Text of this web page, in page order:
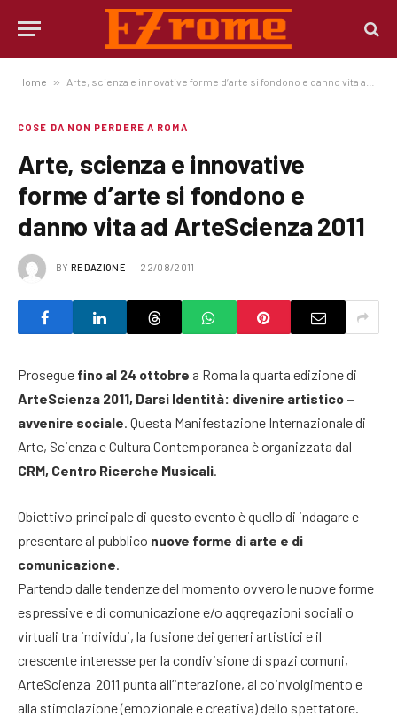
Home » Arte, scienza e innovative forme d’arte si fondono e danno vita ad ArteScienza 2011
COSE DA NON PERDERE A ROMA
Arte, scienza e innovative
forme d’arte si fondono e
danno vita ad ArteScienza 2011
BY REDAZIONE 22/08/2011
Prosegue fino al 24 ottobre a Roma la quarta edizione di
ArteScienza 2011, Darsi Identità: divenire artistico –
avvenire sociale. Questa Manifestazione Internazionale di
Arte, Scienza e Cultura Contemporanea è organizzata dal
CRM, Centro Ricerche Musicali.
Obiettivo principale di questo evento è quello di indagare e
presentare al pubblico nuove forme di arte e di
comunicazione
Partendo dalle tendenze del momento ovvero le nuove forme
espressive e di comunicazione e/o aggregazioni sociali o
virtuali tra individui, la fusione dei generi artistici e il
crescente interesse per la condivisione di spazi comuni,
ArteScienza 2011 punta all’interazione, al coinvolgimento e
alla stimolazione (emozionale e creativa) dello spettatore.